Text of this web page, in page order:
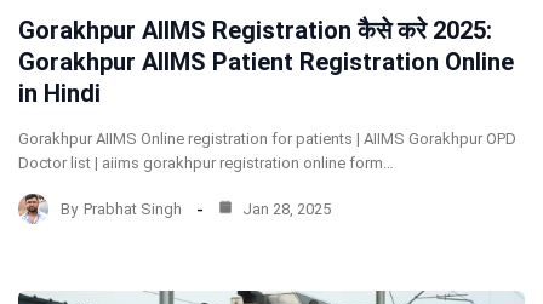
Gorakhpur AIIMS Registration कैसे करे 2025:
Gorakhpur AIIMS Patient Registration Online
in Hindi
Gorakhpur AIIMS Online registration for patients | AIIMS Gorakhpur OPD
Doctor list | aiims gorakhpur registration online form…
By Prabhat Singh Jan 28, 2025